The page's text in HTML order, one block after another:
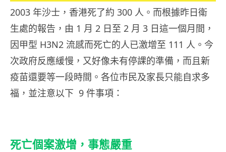
2003 年沙士，香港死了約 300 人。而根據昨日衛
生處的報告，由 1 月 2 日至 2 月 3 日這一個月間，
因甲型 H3N2 流感而死亡的人已激增至 111 人。今
次政府反應緩慢，又好像未有停課的準備，而且新
疫苗還要等一段時間。各位市民及家長只能自求多
福，並注意以下 9 件事項：
死亡個案激增，事態嚴重